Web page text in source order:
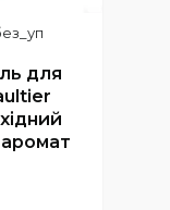
для
аромат